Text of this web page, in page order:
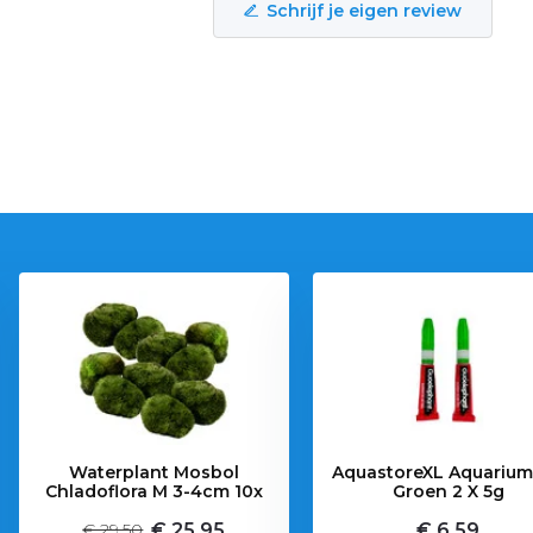
Schrijf je eigen review
Waterplant Mosbol
Chladoflora M 3-4cm 10x
AquastoreXL
Groen 2 X 5g